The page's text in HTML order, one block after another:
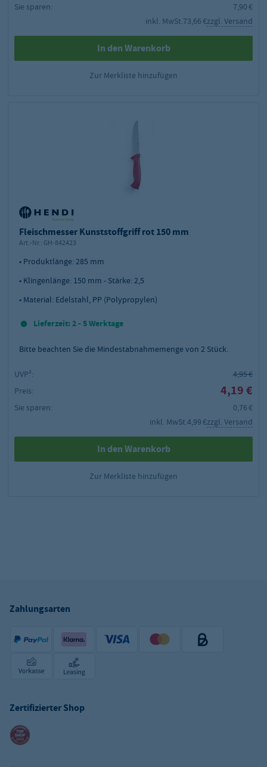
Sie sparen:
7,90 €
inkl. MwSt.73,66 €zzgl. Versand
In den Warenkorb
Zur Merkliste hinzufügen
Fleischmesser Kunststoffgriff rot 150 mm
Art.-Nr.: GH-842423
• Produktlänge: 285 mm
• Klingenlänge: 150 mm - Stärke: 2,5
• Material: Edelstahl, PP (Polypropylen)
Lieferzeit: 2 - 5 Werktage
Bitte beachten Sie die Mindestabnahmemenge von 2 Stück.
UVP²:
4,95 €
Preis:
4,19 €
Sie sparen:
0,76 €
inkl. MwSt.4,99 €zzgl. Versand
In den Warenkorb
Zur Merkliste hinzufügen
Zahlungsarten
Zertifizierter Shop